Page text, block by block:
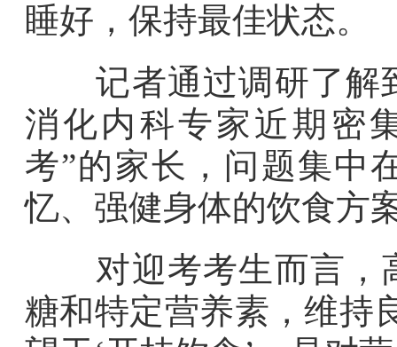
睡好，保持最佳状态。
记者通过调研了解
消化内科专家近期密
考”的家长，问题集中
忆、强健身体的饮食方
对迎考考生而言，
糖和特定营养素，维持